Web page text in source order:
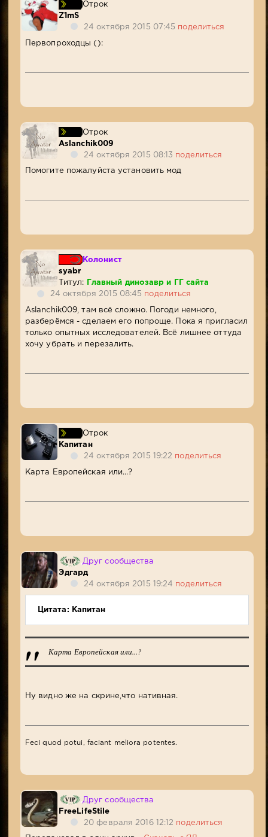
Отрок
Z1mS
24 октября 2015 07:45 поделиться
Первопроходцы ():
Отрок
Aslanchik009
24 октября 2015 08:13 поделиться
Помогите пожалуйста установить мод
Колонист
syabr
Титул:
Главный динозавр и ГГ сайта
24 октября 2015 08:45
поделиться
Aslanchik009, там всё сложно. Погоди немного,
разберёмся - сделаем его попроще. Пока я пригласил
только опытных исследователей. Всё лишнее оттуда
хочу убрать и перезалить.
Отрок
Капитан
24 октября 2015 19:22 поделиться
Карта Европейская или...?
Друг сообщества
Эдгард
24 октября 2015 19:24 поделиться
Цитата: Капитан
Карта Европейская или...?
Ну видно же на скрине,что нативная.
Feci quod potui, faciant meliora potentes.
Друг сообщества
FreeLifeStile
20 февраля 2016 12:12 поделиться